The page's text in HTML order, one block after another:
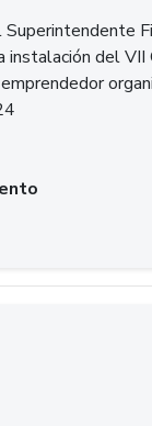
instalación del